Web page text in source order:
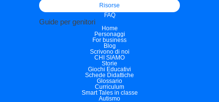
Risorse
FAQ
Guide per genitori
Home
Personaggi
For business
Blog
Scrivono di noi
CHI SIAMO
Storie
Giochi Educativi
Schede Didattiche
Glossario
Curriculum
Smart Tales in classe
Autismo